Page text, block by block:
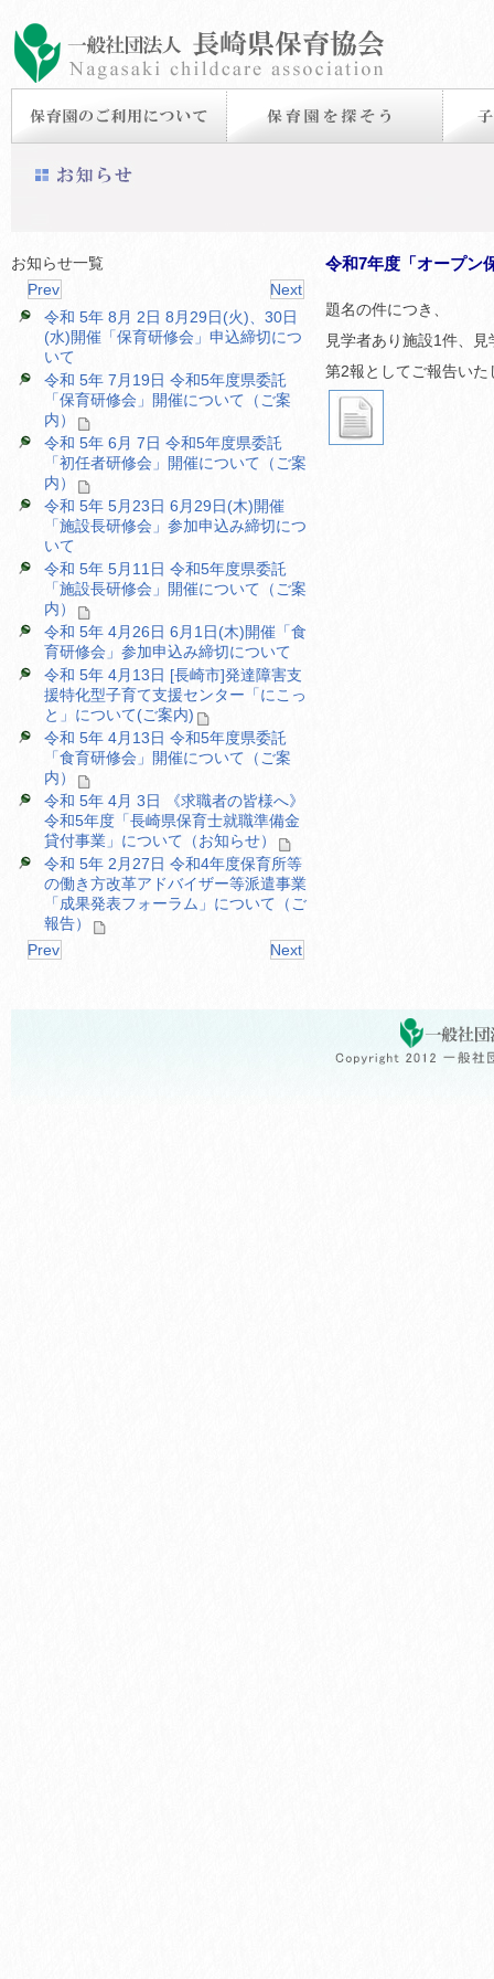
お知らせ一覧
Prev
Next
令和 5年 8月 2日 8月29日(火)、30日
(水)開催「保育研修会」申込締切につ
いて
令和 5年 7月19日 令和5年度県委託
「保育研修会」開催について（ご案
内）
令和 5年 6月 7日 令和5年度県委託
「初任者研修会」開催について（ご案
内）
令和 5年 5月23日 6月29日(木)開催
「施設長研修会」参加申込み締切につ
いて
令和 5年 5月11日 令和5年度県委託
「施設長研修会」開催について（ご案
内）
令和 5年 4月26日 6月1日(木)開催「食
育研修会」参加申込み締切について
令和 5年 4月13日 [長崎市]発達障害支
援特化型子育て支援センター「にこっ
と」について(ご案内)
令和 5年 4月13日 令和5年度県委託
「食育研修会」開催について（ご案
内）
令和 5年 4月 3日 《求職者の皆様へ》
令和5年度「長崎県保育士就職準備金
貸付事業」について（お知らせ）
令和 5年 2月27日 令和4年度保育所等
の働き方改革アドバイザー等派遣事業
「成果発表フォーラム」について（ご
報告）
Prev
Next
令和7年度「オープン
題名の件につき、
見学者あり施設1件、
第2報としてご報告いた